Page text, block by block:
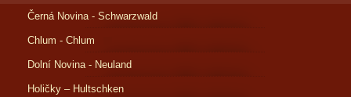
Černá Novina - Schwarzwald
Chlum - Chlum
Dolní Novina - Neuland
Holičky – Hultschken